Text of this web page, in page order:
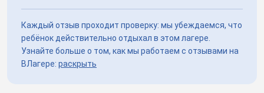
Каждый отзыв проходит проверку: мы убеждаемся, что
ребёнок действительно отдыхал в этом лагере.
Узнайте больше о том, как мы работаем с отзывами на
ВЛагере: раскрыть